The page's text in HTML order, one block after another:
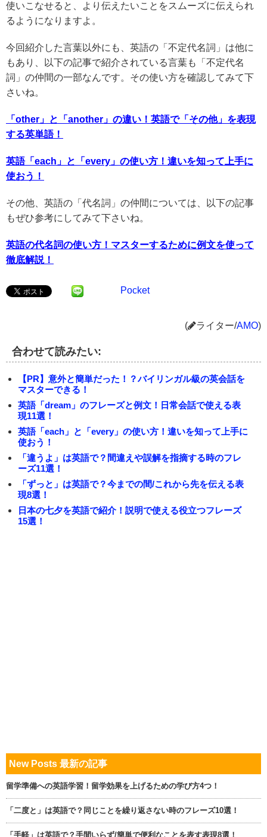
使いこなせると、より伝えたいことをスムーズに伝えられ
るようになりますよ。
今回紹介した言葉以外にも、英語の「不定代名詞」は他に
もあり、以下の記事で紹介されている言葉も「不定代名
詞」の仲間の一部なんです。その使い方を確認してみて下
さいね。
「other」と「another」の違い！英語で「その他」を表現
する英単語！
英語「each」と「every」の使い方！違いを知って上手に
使おう！
その他、英語の「代名詞」の仲間については、以下の記事
もぜひ参考にしてみて下さいね。
英語の代名詞の使い方！マスターするために例文を使って
徹底解説！
Pocket
( ライター/AMO)
合わせて読みたい:
【PR】意外と簡単だった！？バイリンガル級の英会話を
マスターできる！
英語「dream」のフレーズと例文！日常会話で使える表
現11選！
英語「each」と「every」の使い方！違いを知って上手に
使おう！
「違うよ」は英語で？間違えや誤解を指摘する時のフレ
ーズ11選！
「ずっと」は英語で？今までの間/これから先を伝える表
現8選！
日本の七夕を英語で紹介！説明で使える役立つフレーズ
15選！
New Posts 最新の記事
留学準備への英語学習！留学効果を上げるための学び方4つ！
「二度と」は英語で？同じことを繰り返さない時のフレーズ10選！
「手軽」は英語で？手間いらず/簡単で便利なことを表す表現8選！